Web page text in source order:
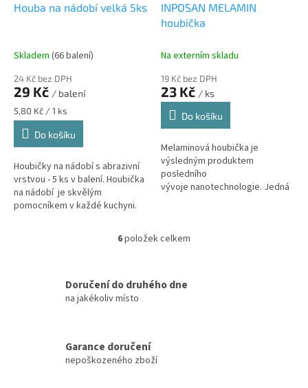
Houba na nádobí velká 5ks
Skladem (66 balení)
24 Kč bez DPH
29 Kč / balení
Měrná
cena:
5,80 Kč / 1 ks
Do košíku
Houbičky na nádobí s abrazivní
vrstvou - 5 ks v balení. Houbička
na nádobí je skvělým
pomocníkem v každé kuchyni.
drátěnka, kterou snadno...
INPOSAN MELAMIN
houbička
Na externím skladu
19 Kč bez DPH
23 Kč / ks
Do košíku
Melaminová houbička je
výsledným produktem
posledního
vývoje nanotechnologie. Jedná
O
á
r
6položek celkem
Doručení do druhého dne
na jakékoliv místo
Garance doručení
nepoškozeného zboží